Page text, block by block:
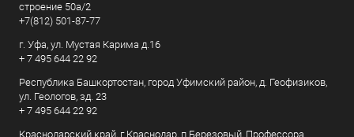
строение 50а/2
+7(812) 501-87-77
г. Уфа, ул. Мустая Карима д.16
+ 7 495 644 22 92
Республика Башкортостан, город Уфимский район, д. Геофизиков,
ул. Геологов, зд. 23
+ 7 495 644 22 92
Краснодарский край, г Краснодар, п Березовый, Профессора